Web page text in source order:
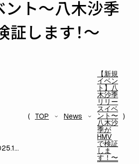
ント〜八木沙季
証します！〜
2025.12.01
TOP News
【新規
イベン
ト】八
木沙季
リリー
スイベ
ント〜
八木沙
季が
HMV
で検証
しま
す！〜